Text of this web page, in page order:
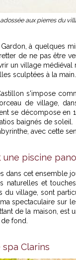
aux pierres du
à quelques
de ne pas être
un village
sculptées à la
s'impose
de village,
se décompose en
baignés de soleil.
avec cette
piscine
dans cet ensemble
naturelles et
du village, sont
spectaculaire sur
de la maison, est
fond.
Clarins